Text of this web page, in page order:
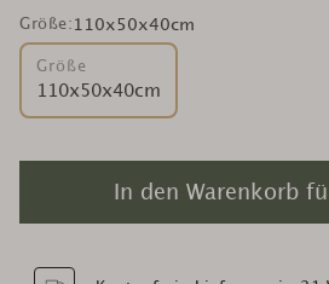
Größe: 110x50x40cm
Größe
110x50x40cm
In den Warenkorb